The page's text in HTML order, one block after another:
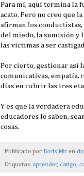
Para mí, aquí termina la
acato. Pero no creo que
afirman los conductistas,
del miedo, la sumisión y
las víctimas a ser
Por cierto, gestionar así
comunicativas, empatía,
días en cubrir las tres
Y es que la verdadera
educadores lo saben,
cosas.
Publicado por Boris Mir en
Etiquetas: aprender, catigo,